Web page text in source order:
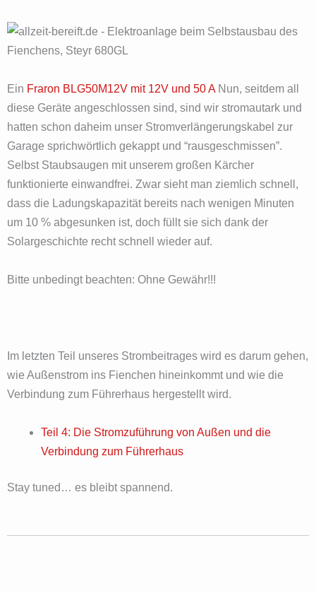
Ein Fraron BLG50M12V mit 12V und 50 A Nun, seitdem all
diese Geräte angeschlossen sind, sind wir stromautark und
hatten schon daheim unser Stromverlängerungskabel zur
Garage sprichwörtlich gekappt und “rausgeschmissen”.
Selbst Staubsaugen mit unserem großen Kärcher
funktionierte einwandfrei. Zwar sieht man ziemlich schnell,
dass die Ladungskapazität bereits nach wenigen Minuten
um 10 % abgesunken ist, doch füllt sie sich dank der
Solargeschichte recht schnell wieder auf.
Bitte unbedingt beachten: Ohne Gewähr!!!
Im letzten Teil unseres Strombeitrages wird es darum gehen,
wie Außenstrom ins Fienchen hineinkommt und wie die
Verbindung zum Führerhaus hergestellt wird.
Teil 4: Die Stromzuführung von Außen und die
Verbindung zum Führerhaus
Stay tuned… es bleibt spannend.